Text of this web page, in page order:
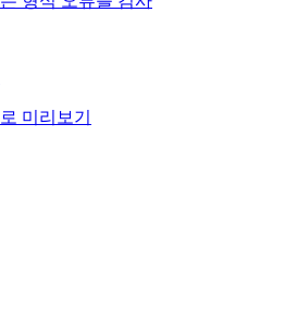
미리보기